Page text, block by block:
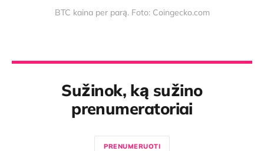
BTC kaina per parą. Foto: Coingecko.com
Sužinok, ką sužino
prenumeratoriai
PRENUMERUOTI